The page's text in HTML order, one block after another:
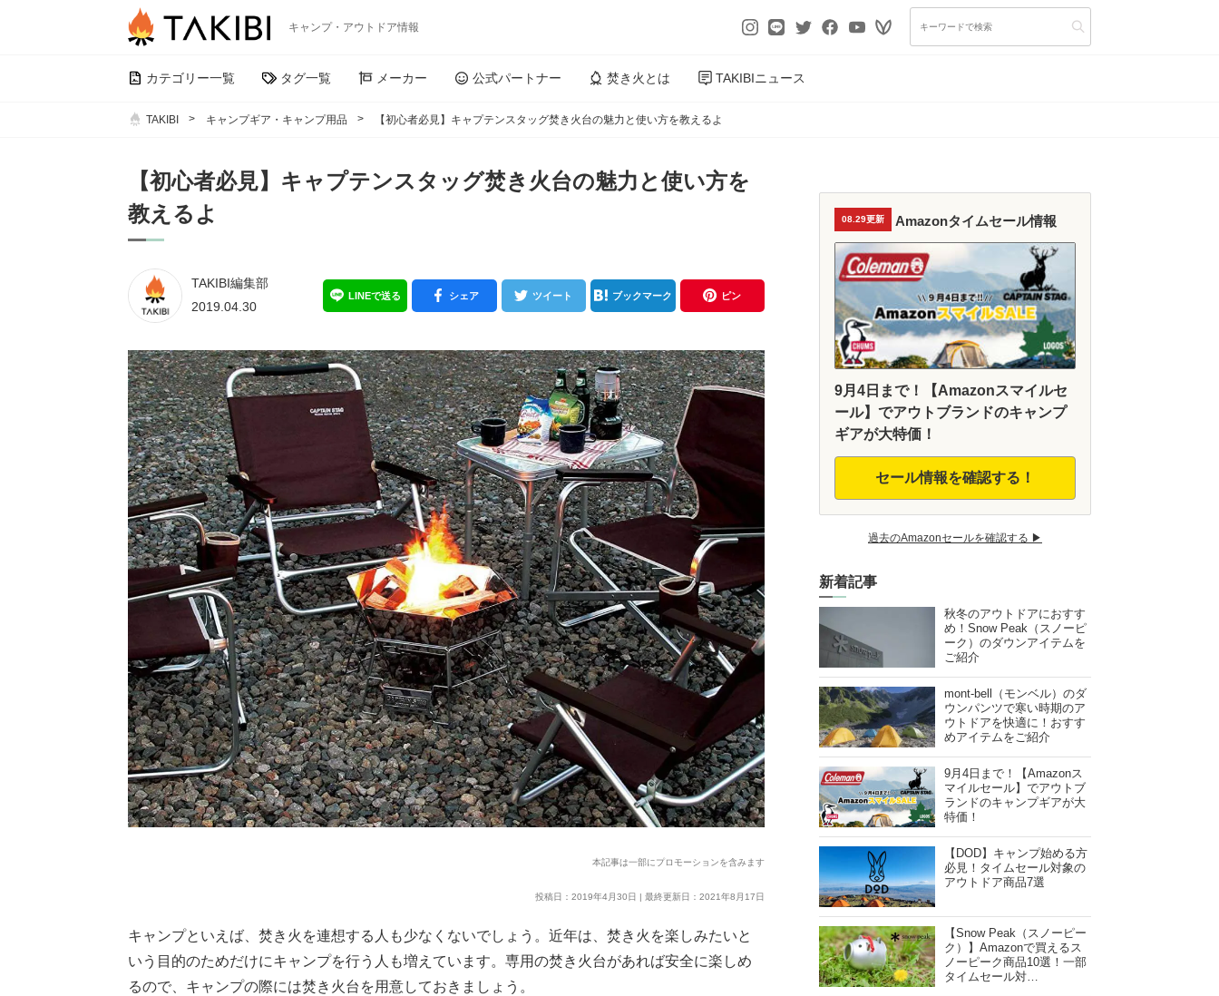
キャンプ・アウトドア情報
カテゴリー一覧 タグ一覧 メーカー 公式パートナー 焚き火とは TAKIBIニュース
TAKIBI キャンプギア・キャンプ用品 【初心者必見】キャプテンスタッグ焚き火台の魅力と使い方を教えるよ
【初心者必見】キャプテンスタッグ焚き火台の魅力と使い方を
教えるよ
TAKIBI編集部
2019.04.30
LINEで送る シェア ツイート ブックマーク ピン
本記事は一部にプロモーションを含みます
投稿日：2019年4月30日 | 最終更新日：2021年8月17日
キャンプといえば、焚き火を連想する人も少なくないでしょう。近年は、焚き火を楽しみたいと
いう目的のためだけにキャンプを行う人も増えています。専用の焚き火台があれば安全に楽しめ
るので、キャンプの際には焚き火台を用意しておきましょう。
08.29更新 Amazonタイムセール情報
9月4日まで！【Amazonスマイルセ
ール】でアウトブランドのキャンプ
ギアが大特価！
セール情報を確認する！
過去のAmazonセールを確認する ▶︎
新着記事
秋冬のアウトドアにおすす
め！Snow Peak（スノーピ
ーク）のダウンアイテムを
ご紹介
mont-bell（モンベル）のダ
ウンパンツで寒い時期のア
ウトドアを快適に！おすす
めアイテムをご紹介
9月4日まで！【Amazonス
マイルセール】でアウトブ
ランドのキャンプギアが大
特価！
【DOD】キャンプ始める方
必見！タイムセール対象の
アウトドア商品7選
【Snow Peak（スノーピー
ク）】Amazonで買えるス
ノーピーク商品10選！一部
タイムセール対…